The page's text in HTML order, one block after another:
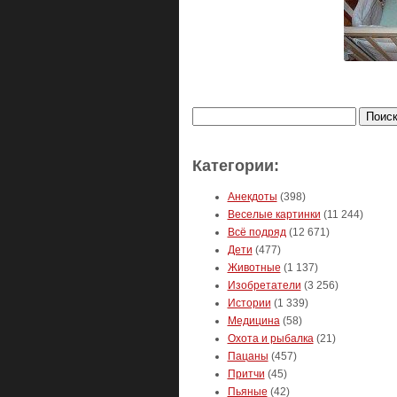
Категории:
Анекдоты (398)
Веселые картинки (11 244)
Всё подряд(12 671)
Дети (477)
Животные (1 137)
Изобретатели (3 256)
Истории (1 339)
Медицина(58)
Охота и рыбалка(21)
Пацаны (457)
Притчи (45)
Пьяные (42)